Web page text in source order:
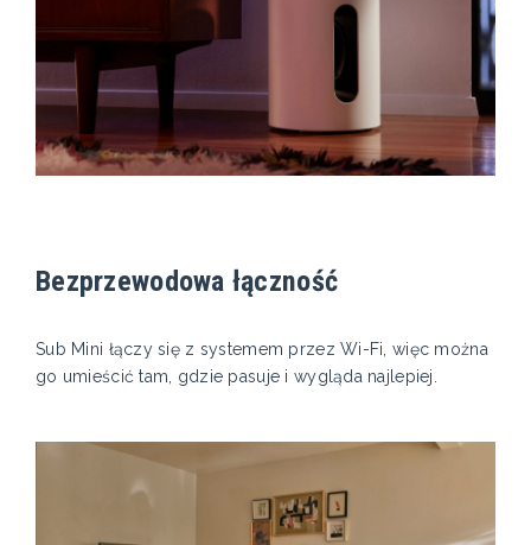
Bezprzewodowa łączność
Sub Mini łączy się z systemem przez Wi-Fi, więc można
go umieścić tam, gdzie pasuje i wygląda najlepiej.